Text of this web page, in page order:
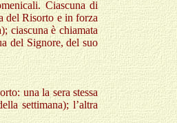
Ciascuna di
del Risorto e in forza
ciascuna è chiamata
del Signore, del suo
una la sera stessa
settimana); l’altra